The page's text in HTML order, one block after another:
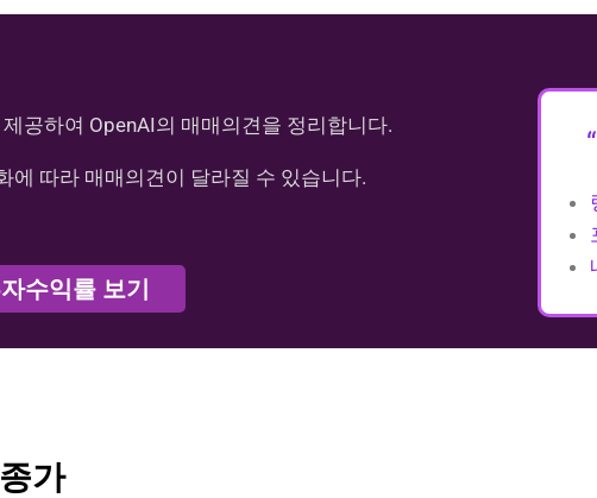
공하여 OpenAI의 매매의견을 정리합니다.
에 따라 매매의견이 달라질 수 있습니다.
수익률 보기
종가